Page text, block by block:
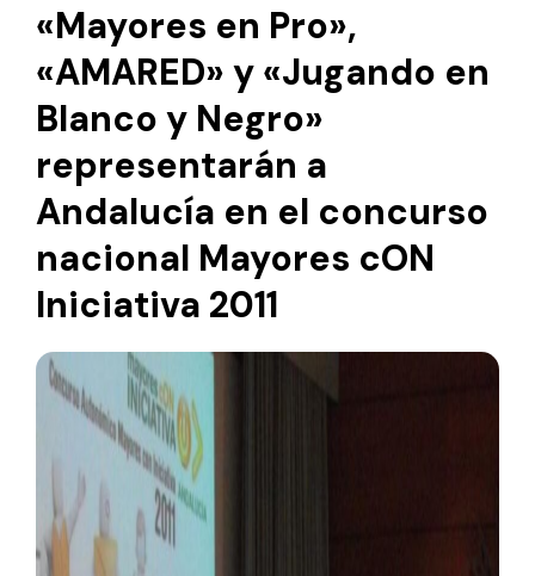
«Mayores en Pro»,
«AMARED» y «Jugando en
Blanco y Negro»
representarán a
Andalucía en el concurso
nacional Mayores cON
Iniciativa 2011